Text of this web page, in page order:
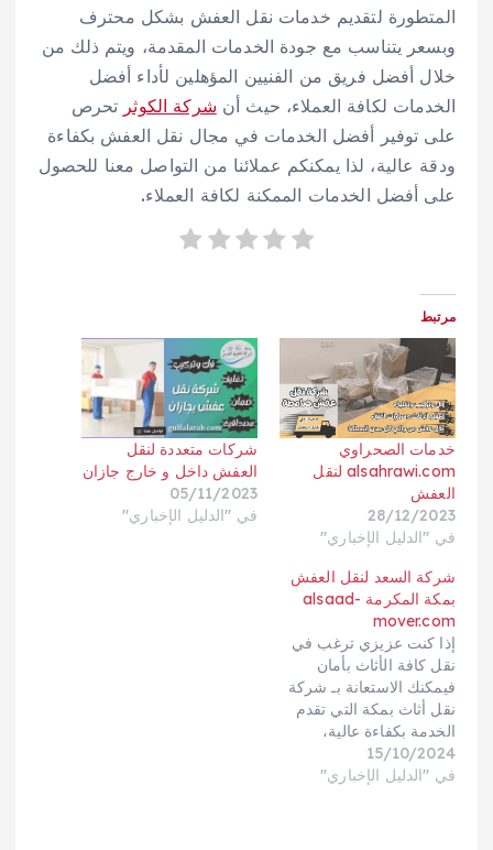
المتطورة لتقديم خدمات نقل العفش بشكل محترف
وبسعر يتناسب مع جودة الخدمات المقدمة، ويتم ذلك من
خلال أفضل فريق من الفنيين المؤهلين لأداء أفضل
الخدمات لكافة العملاء، حيث أن شركة الكوثر تحرص
على توفير أفضل الخدمات في مجال نقل العفش بكفاءة
ودقة عالية، لذا يمكنكم عملائنا من التواصل معنا للحصول
على أفضل الخدمات الممكنة لكافة العملاء.
مرتبط
خدمات الصحراوي
alsahrawi.com لنقل
العفش
28/12/2023
في "الدليل الإخباري"
شركات متعددة لنقل
العفش داخل و خارج جازان
05/11/2023
في "الدليل الإخباري"
شركة السعد لنقل العفش
بمكة المكرمة alsaad-
mover.com
إذا كنت عزيزي ترغب في
نقل كافة الأثاث بأمان
فيمكنك الاستعانة بـ شركة
نقل أثاث بمكة التي تقدم
الخدمة بكفاءة عالية،
فتوفر شركة السعد أحدث
الأجهزة والمعدات
15/10/2024
في "الدليل الإخباري"